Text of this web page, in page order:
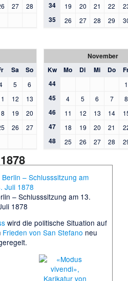
27 28 34 19 20 21 22
35 26 27 28 29
Sa
So
5 6
12 13
19 20
26 27
November
Kw
Mo Di Mi Do
44
1
45 4 5 6 7 8
46 11 12 13 14
47 18 19 20 21
48 25 26 27 28
1878
– Schlusssitzung am 13.
1878
wird die politische Situation auf
Frieden von San Stefano neu